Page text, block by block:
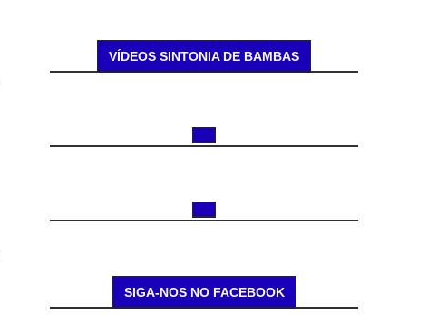
VÍDEOS SINTONIA DE BAMBAS
SIGA-NOS NO FACEBOOK